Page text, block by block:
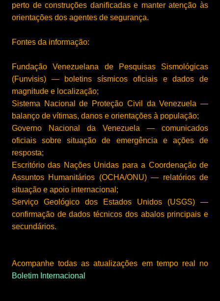
perto de construções danificadas e manter atenção às
orientações dos agentes de segurança.
Fontes da informação:
Fundação Venezuelana de Pesquisas Sismológicas
(Funvisis) — boletins sísmicos oficiais e dados de
magnitude e localização;
Sistema Nacional de Proteção Civil da Venezuela —
balanço de vítimas, danos e orientações à população;
Governo Nacional da Venezuela — comunicados
oficiais sobre situação de emergência e ações de
resposta;
Escritório das Nações Unidas para a Coordenação de
Assuntos Humanitários (OCHA/ONU)— relatórios de
situação e apoio internacional;
Serviço Geológico dos Estados Unidos (USGS) —
confirmação de dados técnicos dos abalos principais e
secundários.
Acompanhe todas as atualizações em tempo real no
Boletim Internacional